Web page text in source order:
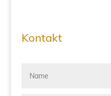
Kontakt